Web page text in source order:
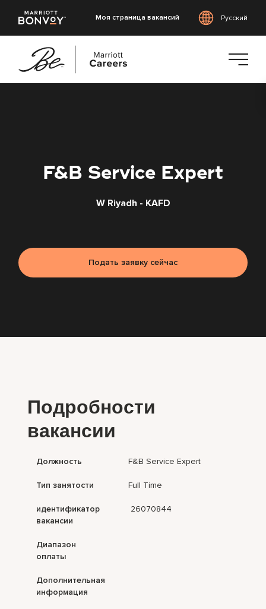
Моя страница вакансий Русский
F&B Service Expert
W Riyadh - KAFD
Подать заявку сейчас
Подробности
вакансии
Должность F&B Service Expert
Тип занятости Full Time
идентификатор
вакансии
26070844
Диапазон
оплаты
Дополнительная
информация